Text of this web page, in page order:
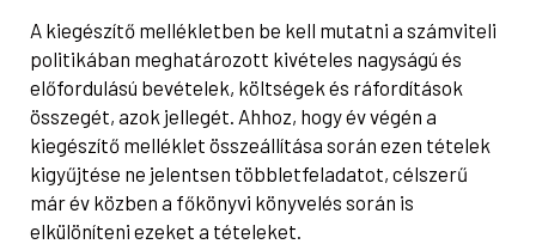
A kiegészítő mellékletben be kell mutatni a számviteli
politikában meghatározott kivételes nagyságú és
előfordulású bevételek, költségek és ráfordítások
összegét, azok jellegét. Ahhoz, hogy év végén a
kiegészítő melléklet összeállítása során ezen tételek
kigyűjtése ne jelentsen többletfeladatot, célszerű
már év közben a főkönyvi könyvelés során is
elkülöníteni ezeket a tételeket.